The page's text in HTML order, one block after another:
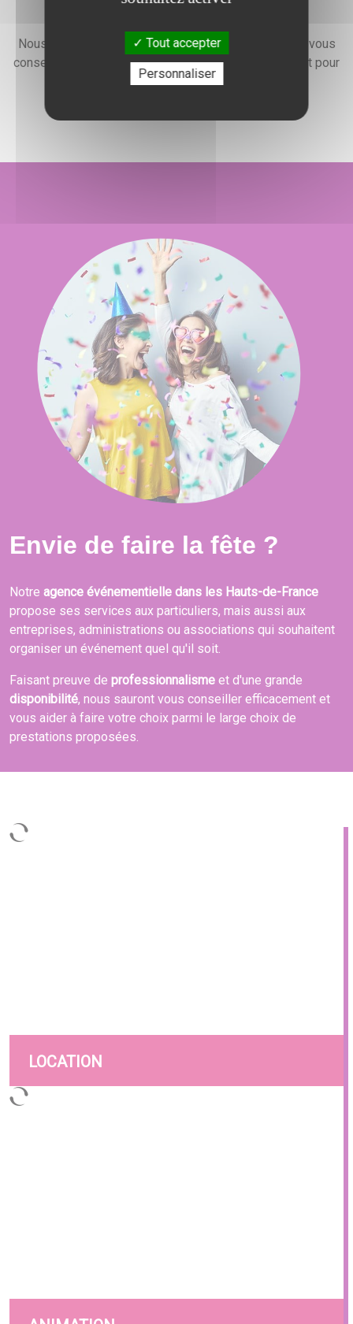
Devis gratuit
Nous faisons preuve d'une grande disponibilité pour vous
conseiller, vous renseigner et élaborer un devis gratuit pour
l'organisation de votre événement.
Envie de faire la fête ?
Notre agence événementielle dans les Hauts-de-France
propose ses services aux particuliers, mais aussi aux
entreprises, administrations ou associations qui souhaitent
organiser un événement quel qu'il soit.
Faisant preuve de professionnalisme et d'une grande
disponibilité, nous sauront vous conseiller efficacement et
vous aider à faire votre choix parmi le large choix de
prestations proposées.
LOCATION
Tout accepter
Personnaliser